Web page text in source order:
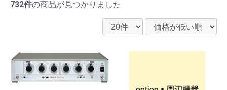
732件の商品が見つかりました